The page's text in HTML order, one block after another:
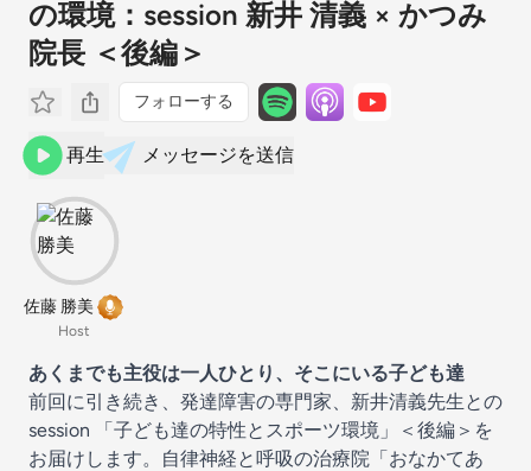
の環境：session 新井 清義 × かつみ
院長 ＜後編＞
フォローする
再生 メッセージを送信
佐藤 勝美
Host
あくまでも主役は一人ひとり、そこにいる子ども達
前回に引き続き、発達障害の専門家、新井清義先生との
session 「子ども達の特性とスポーツ環境」＜後編＞を
お届けします。自律神経と呼吸の治療院「おなかてあ